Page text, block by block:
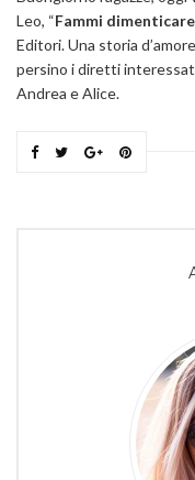
Leo, “Fammi
Editori. Una storia
persino i diretti
Andrea e Alice.